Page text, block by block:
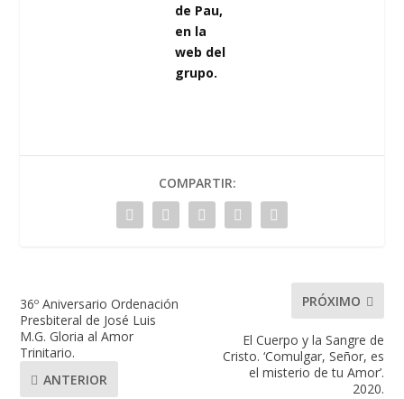
de Pau,
en la
web del
grupo.
COMPARTIR:
36º Aniversario Ordenación
Presbiteral de José Luis
M.G. Gloria al Amor
Trinitario.
ANTERIOR
PRÓXIMO
El Cuerpo y la Sangre de
Cristo. ‘Comulgar, Señor, es
el misterio de tu Amor’.
2020.